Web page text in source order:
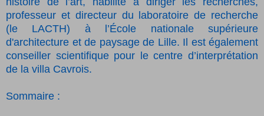
professeur et directeur du laboratoire de recherche
(le LACTH) à l’École nationale supérieure
d'architecture et de paysage de Lille. Il est également
conseiller scientifique pour le centre d’interprétation
de la villa Cavrois.
Sommaire :